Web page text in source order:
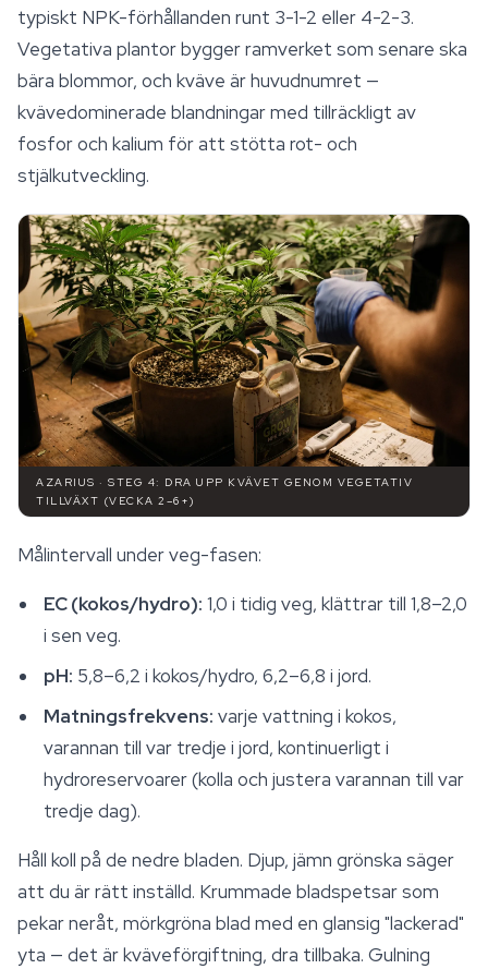
typiskt NPK-förhållanden runt 3-1-2 eller 4-2-3.
Vegetativa plantor bygger ramverket som senare ska
bära blommor, och kväve är huvudnumret —
kvävedominerade blandningar med tillräckligt av
fosfor och kalium för att stötta rot- och
stjälkutveckling.
AZARIUS · STEG 4: DRA UPP KVÄVET GENOM VEGETATIV
TILLVÄXT (VECKA 2–6+)
Målintervall under veg-fasen:
EC (kokos/hydro): 1,0 i tidig veg, klättrar till 1,8–2,0
i sen veg.
pH: 5,8–6,2 i kokos/hydro, 6,2–6,8 i jord.
Matningsfrekvens: varje vattning i kokos,
varannan till var tredje i jord, kontinuerligt i
hydroreservoarer (kolla och justera varannan till var
tredje dag).
Håll koll på de nedre bladen. Djup, jämn grönska säger
att du är rätt inställd. Krummade bladspetsar som
pekar neråt, mörkgröna blad med en glansig "lackerad"
yta — det är kväveförgiftning, dra tillbaka. Gulning